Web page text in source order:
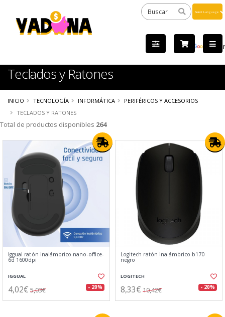
by
Teclados y Ratones
INICIO TECNOLOGÍA INFORMÁTICA
PERIFÉRICOS Y ACCESORIOS
TECLADOS Y RATONES
Total de productos disponibles 264
Iggual ratón inalámbrico nano-office-
6d 1600dpi
IGGUAL
4,02€ 5,03€ - 20%
Logitech ratón inalámbrico b170
negro
LOGITECH
8,33€ 10,42€ - 20%